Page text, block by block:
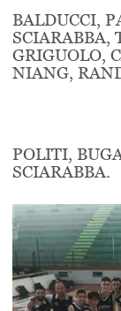
BALDUCCI,
SCIARABBA,
GRIGUOLO,
NIANG,
POLITI,
SCIARABBA.